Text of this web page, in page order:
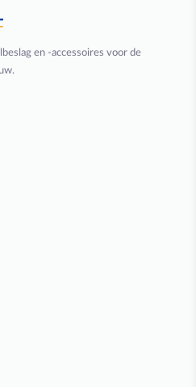
en -accessoires voor de